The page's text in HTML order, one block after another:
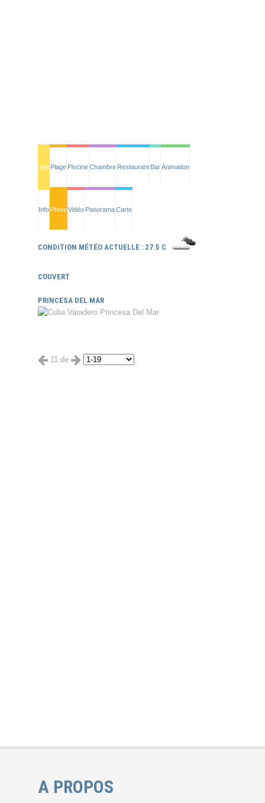
Site Plage PiscineChambre Restaurant BarAnimation
Info PhotoVidéo PanoramaCarte
CONDITION MÉTÉO ACTUELLE : 27.5 C
COUVERT
PRINCESA DEL MAR
11 de
A PROPOS